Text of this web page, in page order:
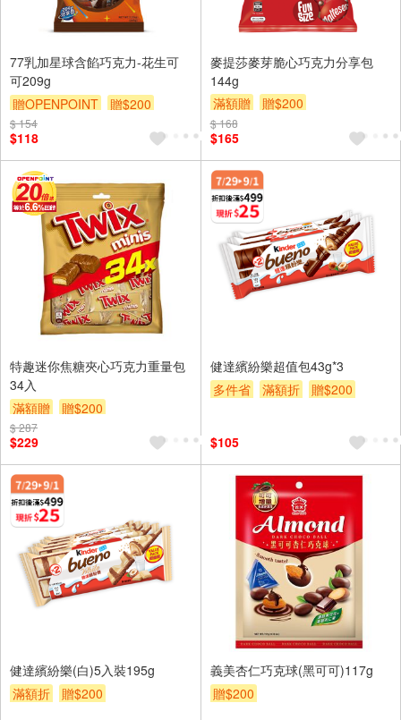
77乳加星球含餡巧克力-花生可
可209g
贈OPENPOINT
贈$200
$ 154
$118
麥提莎麥芽脆心巧克力分享包
144g
滿額贈
贈$200
$ 168
$165
特趣迷你焦糖夾心巧克力重量包
34入
滿額贈
贈$200
$ 287
$229
健達繽紛樂超值包43g*3
多件省
滿額折 贈$200
$105
健達繽紛樂(白)5入裝195g
滿額折
贈$200
義美杏仁巧克球(黑可可)117g
贈$200